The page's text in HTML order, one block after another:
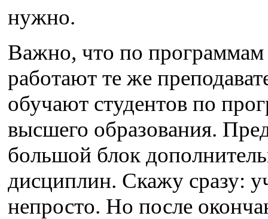
нужно.
Важно, что по
работают те же
обучают студентов по
высшего образования.
большой блок
дисциплин. Скажу сразу:
непросто. Но после